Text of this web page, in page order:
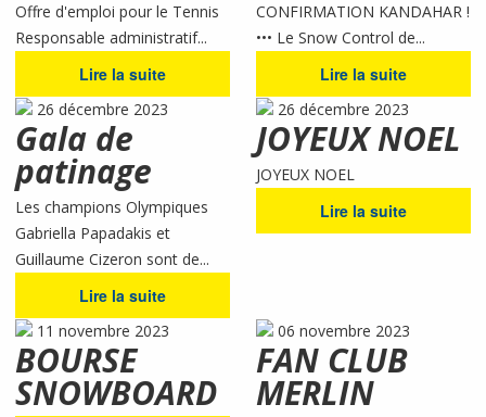
Offre d'emploi pour le Tennis
Responsable administratif...
Lire la suite
CONFIRMATION KANDAHAR !
••• Le Snow Control de...
Lire la suite
26 décembre 2023
Gala de
patinage
Les champions Olympiques
Gabriella Papadakis et
Guillaume Cizeron sont de...
Lire la suite
26 décembre 2023
JOYEUX NOEL
JOYEUX NOEL
Lire la suite
11 novembre 2023
BOURSE
SNOWBOARD
06 novembre 2023
FAN CLUB
MERLIN